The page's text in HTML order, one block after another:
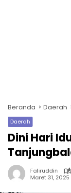
Beranda Daerah
Daerah
Dini Hari
Faliruddin
Maret 31, 2025